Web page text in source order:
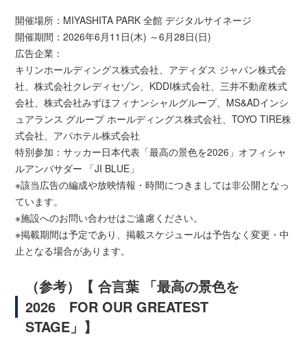
開催場所：MIYASHITA PARK 全館 デジタルサイネージ
開催期間：2026年6月11日(木) ～6月28日(日)
広告企業：
キリンホールディングス株式会社、アディダス ジャパン株式会
社、株式会社クレディセゾン、KDDI株式会社、三井不動産株式
会社、株式会社みずほフィナンシャルグループ、MS&ADインシ
ュアランス グループ ホールディングス株式会社、TOYO TIRE株
式会社、アパホテル株式会社
特別参加：サッカー日本代表「最高の景色を2026」オフィシャ
ルアンバサダー 「JI BLUE」
※該当広告の編成や放映情報・時間につきましては非公開となっ
ています。
※施設へのお問い合わせはご遠慮ください。
※掲載期間は予定であり、掲載スケジュールは予告なく変更・中
止となる場合があります。
（参考）【 合言葉 「最高の景色を
2026 FOR OUR GREATEST
STAGE」】